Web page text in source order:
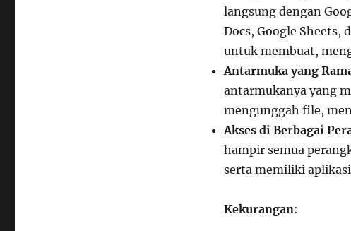
langsung dengan
Docs, Google Sheets,
untuk membuat,
Antarmuka yang
antarmukanya yang
mengunggah file,
Akses di Berbagai
hampir semua
serta memiliki
Kekurangan: